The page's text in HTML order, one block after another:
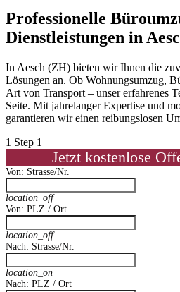
Professionelle
Dienstleistungen in
In Aesch (ZH) bieten wir Ihnen die
Lösungen an. Ob Wohnungsumzug,
Art von Transport – unser erfahrenes
Seite. Mit jahrelanger Expertise und
garantieren wir einen reibungslosen
1 Step 1
Jetzt kostenlose
Von: Strasse/Nr.
location_off
Von: PLZ / Ort
location_off
Nach: Strasse/Nr.
location_on
Nach: PLZ / Ort